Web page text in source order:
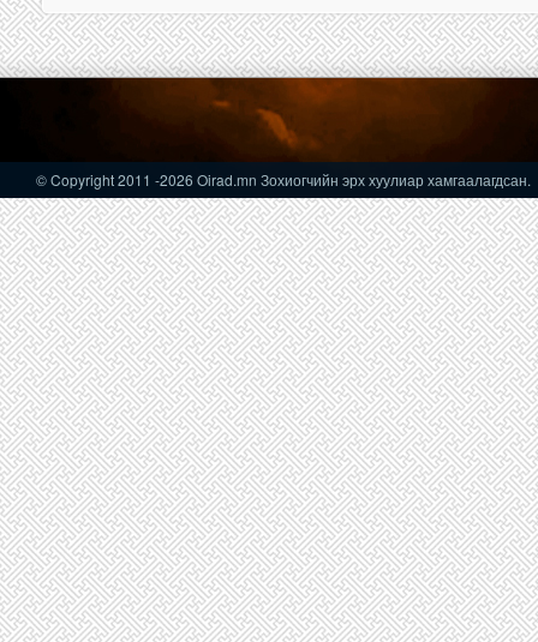
© Copyright 2011 -2026 Oirad.mn Зохиогчийн эрх хуулиар хамгаалагдсан.